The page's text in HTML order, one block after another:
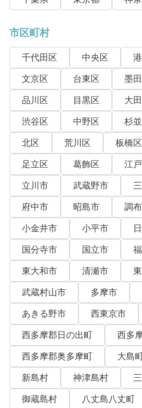
市区町村
千代田区 中央区
文京区
台東区 墨
品川区
目黒区 大
渋谷区
中野区 杉
北区
荒川区 板橋区
足立区
葛飾区 江
立川市
武蔵野市
府中市
昭島市 調
小金井市
小平市
国分寺市
国立市
東大和市
清瀬市
武蔵村山市
多摩市
あきる野市
西東京市
西多摩郡日の出町
西多
西多摩郡奥多摩町
大島
新島村
神津島村
御蔵島村
八丈島八丈町